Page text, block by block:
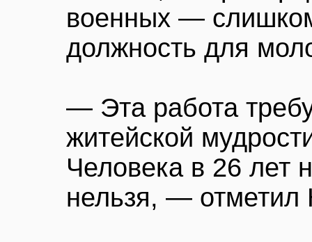
военных —
должность для
— Эта работа
житейской
Человека в 26 лет
нельзя, — отметил